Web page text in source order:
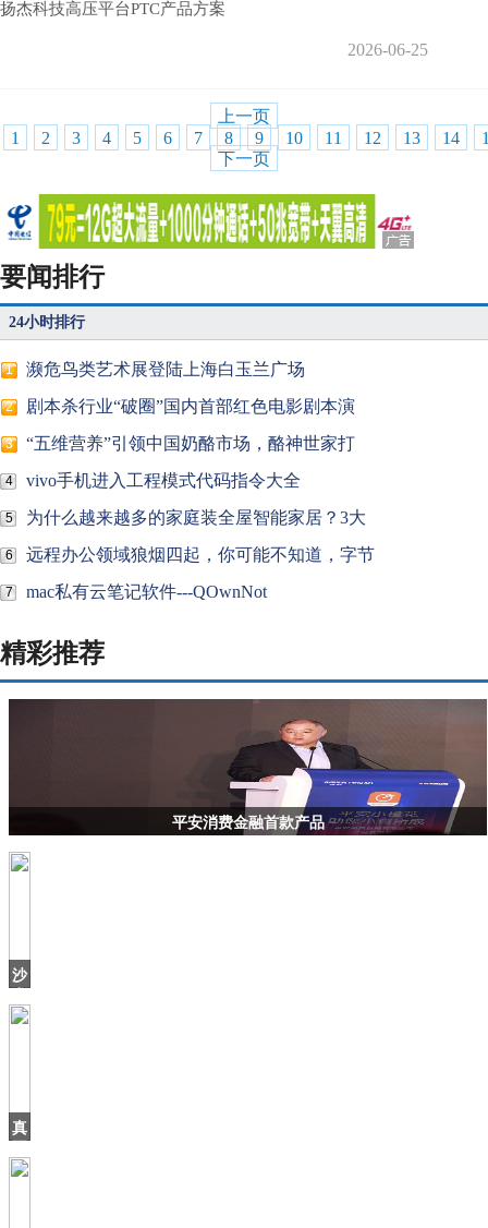
扬杰科技高压平台PTC产品方案
2026-06-25
上一页
1
2 3 4 5 6 7 8 9 10 11 12 13 14
下一页
要闻排行
24小时排行
1 濒危鸟类艺术展登陆上海白玉兰广场
2 剧本杀行业“破圈”国内首部红色电影剧本演
3 “五维营养”引领中国奶酪市场，酪神世家打
4 vivo手机进入工程模式代码指令大全
5 为什么越来越多的家庭装全屋智能家居？3大
6 远程办公领域狼烟四起，你可能不知道，字节
7 mac私有云笔记软件---QOwnNot
精彩推荐
平安消费金融首款产品
沙
不
难
看
真
的